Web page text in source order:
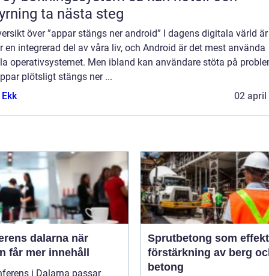
ta nästa steg
över ”appar stängs ner android” I dagens digitala värld är
en integrerad del av våra liv, och Android är det mest använda
operativsystemet. Men ibland kan användare stöta på
plötsligt stängs ner ...
02 april
dalarna när
får mer innehåll
i Dalarna passar
Sprutbetong som
förstärkning av berg
betong